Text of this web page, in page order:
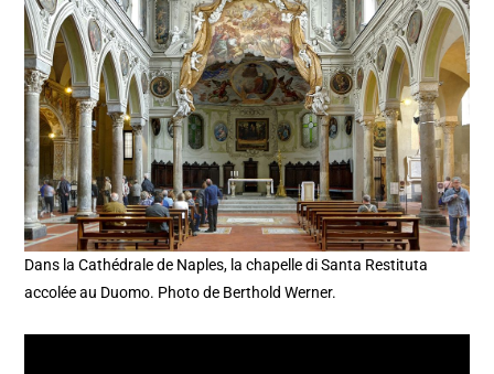
Dans la Cathédrale de Naples, la chapelle di Santa Restituta
accolée au Duomo. Photo de Berthold Werner.